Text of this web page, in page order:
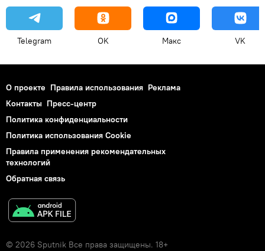
Telegram OK Макс VK
О проекте Правила использования Реклама
Контакты Пресс-центр
Политика конфиденциальности
Политика использования Cookie
Правила применения рекомендательных
технологий
Обратная связь
© 2026 Sputnik Все права защищены. 18+